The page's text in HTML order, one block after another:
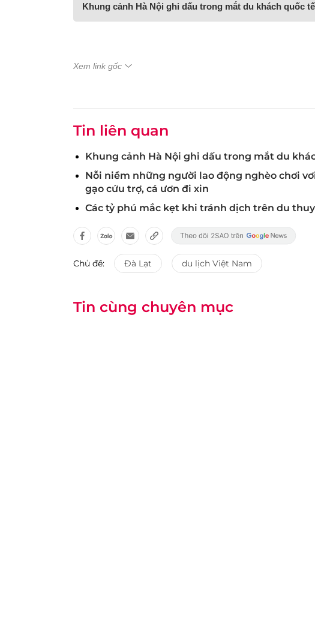
Khung cảnh Hà Nội ghi dấu trong mắt du khách quốc tế
Xem link gốc
Tin liên quan
Khung cảnh Hà Nội ghi dấu trong mắt du
Nỗi niềm những người lao động nghèo chơi
gạo cứu trợ, cá ươn đi xin
Các tỷ phú mắc kẹt khi tránh dịch trên du
Chủ đề: Đà Lạt du lịch Việt Nam
Tin cùng chuyên mục